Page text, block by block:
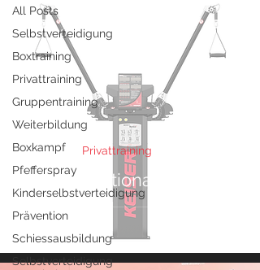
All Posts
Selbstverteidigung
Boxtraining
Privattraining
Gruppentraining
Weiterbildung
Boxkampf
Pfefferspray
Kinderselbstverteidigung
Prävention
Schiessausbildung
Selbstverteidigung
Keiser Functional Trainer
Privattraining
6. Dez. 2023